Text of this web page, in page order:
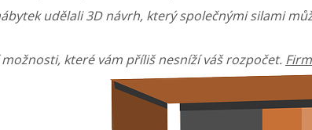
udělali 3D návrh, který společnými silami
které vám příliš nesníží váš rozpočet.